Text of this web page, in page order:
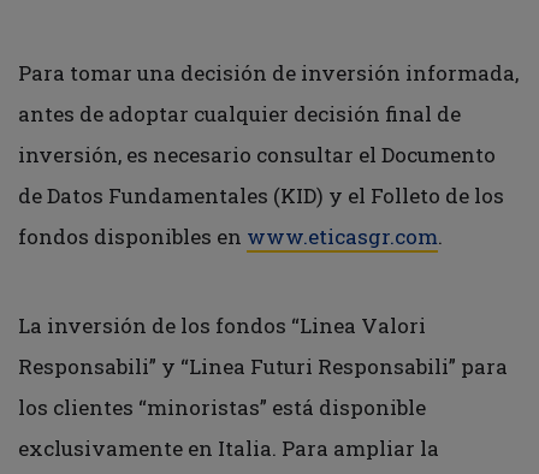
Para tomar una decisión de inversión informada,
antes de adoptar cualquier decisión final de
inversión, es necesario consultar el Documento
de Datos Fundamentales (KID) y el Folleto de los
fondos disponibles en www.eticasgr.com.
La inversión de los fondos “Linea Valori
Responsabili” y “Linea Futuri Responsabili” para
los clientes “minoristas” está disponible
exclusivamente en Italia. Para ampliar la